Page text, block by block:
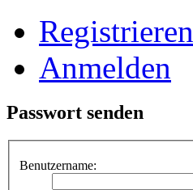
Registrieren
Anmelden
Passwort senden
Benutzername: